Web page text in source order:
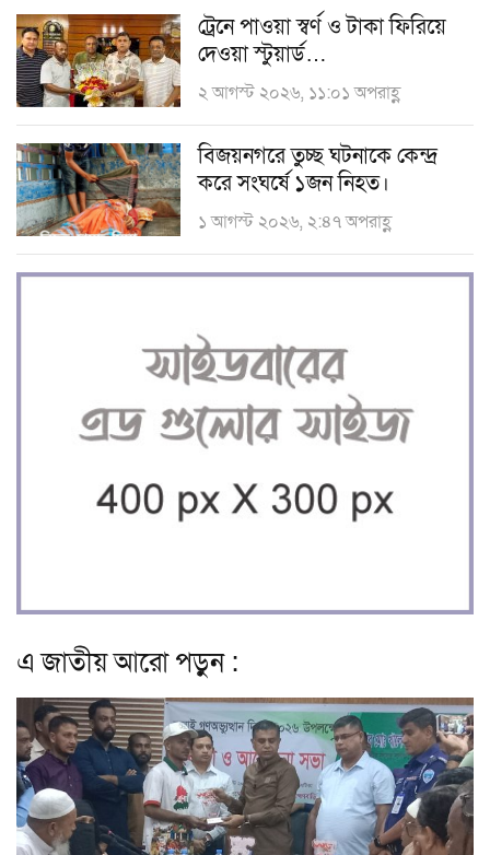
ট্রেনে পাওয়া স্বর্ণ ও টাকা ফিরিয়ে
দেওয়া স্টুয়ার্ড…
২ আগস্ট ২০২৬, ১১:০১ অপরাহ্ণ
বিজয়নগরে তুচ্ছ ঘটনাকে কেন্দ্র
করে সংঘর্ষে ১জন নিহত।
১ আগস্ট ২০২৬, ২:৪৭ অপরাহ্ণ
এ জাতীয় আরো পড়ুন :